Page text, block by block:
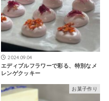
2024.09.04
エディブルフラワーで彩る、特別なメ
レンゲクッキー
お菓子作り